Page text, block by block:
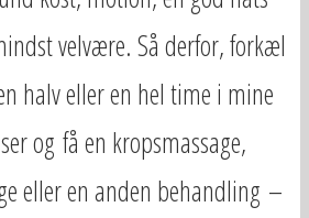
velvære. Så derfor, forkæl
halv eller en hel time i mine
og få en kropsmassage,
eller en anden behandling –